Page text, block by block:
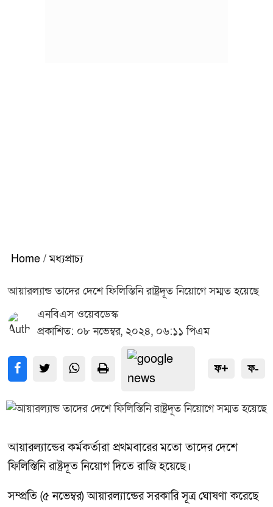
Home / মধ্যপ্রাচ্য
আয়ারল্যান্ড তাদের দেশে ফিলিস্তিনি রাষ্ট্রদূত নিয়োগে সম্মত হয়েছে
এনবিএস ওয়েবডেস্ক
প্রকাশিত: ০৮ নভেম্বর, ২০২৪, ০৬:১১ পিএম
ফ+ ফ-
আয়ারল্যান্ডের কর্মকর্তারা প্রথমবারের মতো তাদের দেশে
ফিলিস্তিনি রাষ্ট্রদূত নিয়োগ দিতে রাজি হয়েছে।
সম্প্রতি (৫ নভেম্বর) আয়ারল্যান্ডের সরকারি সূত্র ঘোষণা করেছে